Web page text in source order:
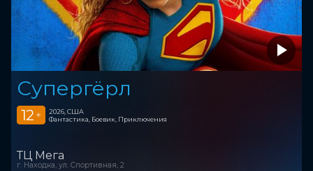
Супергёрл
12 +
2026, США
Фантастика, Боевик, Приключения
ТЦ Мега
г. Находка, ул. Спортивная, 2